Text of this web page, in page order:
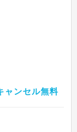
ャンセル無料